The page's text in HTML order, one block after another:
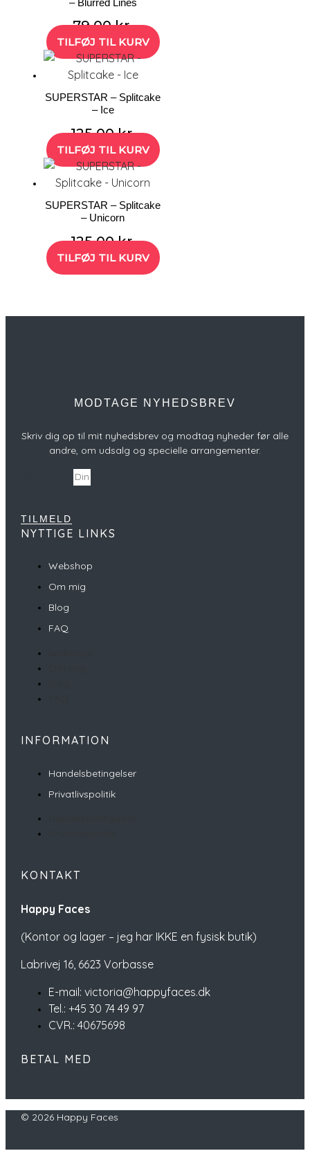
79,00kr.
TILFØJ TIL KURV
SUPERSTAR – Splitcake
– Ice
125,00kr.
TILFØJ TIL KURV
SUPERSTAR – Splitcake
– Unicorn
125,00kr.
TILFØJ TIL KURV
MODTAGE NYHEDSBREV
Skriv dig op til mit nyhedsbrev og modtag nyheder før alle
andre, om udsalg og specielle arrangementer.
TILMELD
NYTTIGE LINKS
Webshop
Om mig
Blog
FAQ
INFORMATION
Handelsbetingelser
Privatlivspolitik
KONTAKT
Happy Faces
(Kontor og lager – jeg har IKKE en fysisk butik)
Labrivej 16, 6623 Vorbasse
E-mail: victoria@happyfaces.dk
Tel.: +45 30 74 49 97
CVR.: 40675698
BETAL MED
© 2026 Happy Faces